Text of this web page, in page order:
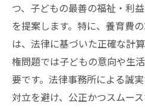
つ、子どもの最善の福祉・利
を提案します。特に、養育費
は、法律に基づいた正確な計
権問題では子どもの意向や生
要です。法律事務所による誠
対立を避け、公正かつスムー